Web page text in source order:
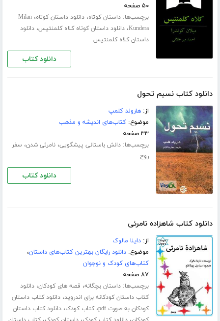
۵۰ صفحه
برچسب‌ها:داستان کوتاه،دانلود داستان کوتاه،Milan
Kundera،دانلود داستان کوتاه کلاه کلمنتیس،دانلود
داستان کلاه کلمنتیس
دانلود کتاب
دانلود کتاب نسیم تحول
از:هارولد کلمپ
موضوع:کتاب‌های اندیشه و مذهب
۳۳ صفحه
برچسب‌ها:دانش باستانی پیشگویی،نامرئی شدن، سفر
روح
دانلود کتاب
دانلود کتاب شاهزاده نامرئی
از:داینا مالوک
موضوع:دانلود رایگان بهترین کتاب‌های داستان،
کتاب‌های کودک و نوجوان
۸۷ صفحه
برچسب‌ها:داستان بچگانه، قصه های کودکان،دانلود
کتاب داستان کودکانه برای اندروید،دانلود کتاب داستان
کودکان به صورت pdf
،کتاب کودک،دانلود کتاب داستان